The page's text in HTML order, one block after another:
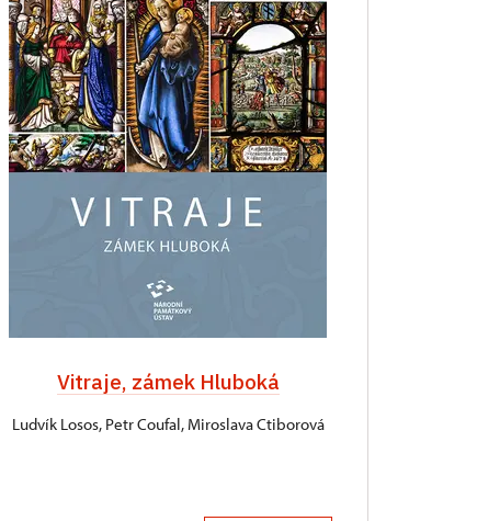
Vitraje, zámek Hluboká
Ludvík Losos, Petr Coufal, Miroslava Ctiborová